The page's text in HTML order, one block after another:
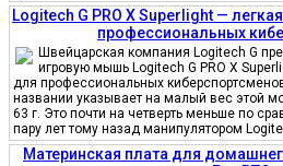
Logitech G PRO X Superlight —
профессиональных
Швейцарская компания Logitech G
игровую мышь Logitech G PRO X
для профессиональных
названии указывает на малый вес этой
63 г. Это почти на четверть меньше по
пару лет тому назад манипулятором
Материнская плата для